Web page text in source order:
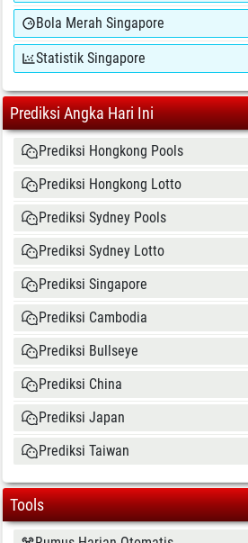
Bola Merah Singapore
Statistik Singapore
Prediksi Angka Hari Ini
Prediksi Hongkong Pools
Prediksi Hongkong Lotto
Prediksi Sydney Pools
Prediksi Sydney Lotto
Prediksi Singapore
Prediksi Cambodia
Prediksi Bullseye
Prediksi China
Prediksi Japan
Prediksi Taiwan
Tools